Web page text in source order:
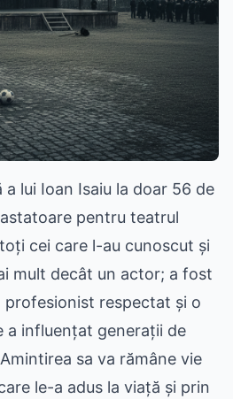
lui Ioan Isaiu la doar 56 de
pentru teatrul
cei care l-au cunoscut și
mult decât un actor; a fost
respectat și o
a influențat generații de
sa va rămâne vie
le-a adus la viață și prin